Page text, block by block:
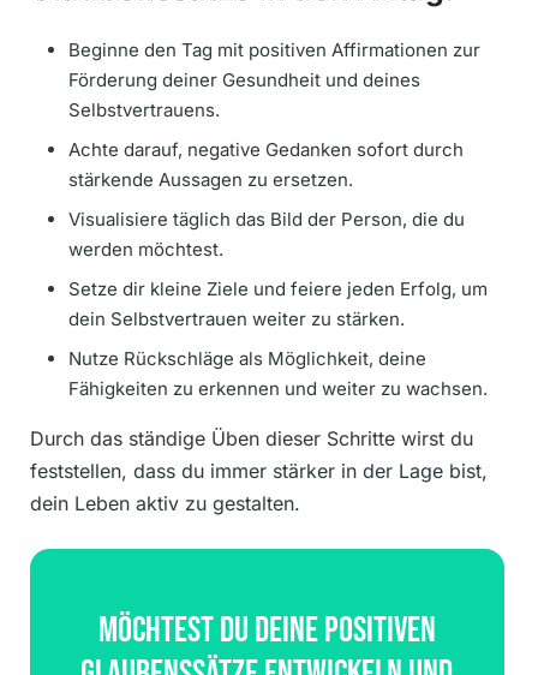
Beginne den Tag mit positiven Affirmationen zur
Förderung deiner Gesundheit und deines
Selbstvertrauens.
Achte darauf, negative Gedanken sofort durch
stärkende Aussagen zu ersetzen.
Visualisiere täglich das Bild der Person, die du
werden möchtest.
Setze dir kleine Ziele und feiere jeden Erfolg, um
dein Selbstvertrauen weiter zu stärken.
Nutze Rückschläge als Möglichkeit, deine
Fähigkeiten zu erkennen und weiter zu wachsen.
Durch das ständige Üben dieser Schritte wirst du
feststellen, dass du immer stärker in der Lage bist,
dein Leben aktiv zu gestalten.
Möchtest Du Deine Positiven